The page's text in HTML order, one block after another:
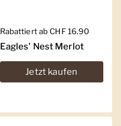
Regulärer Preis
Rabattiert ab CHF 16.90
Eagles' Nest Merlot
Jetzt kaufen